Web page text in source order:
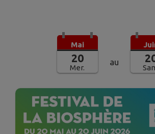
Mai
20
Mer.
au